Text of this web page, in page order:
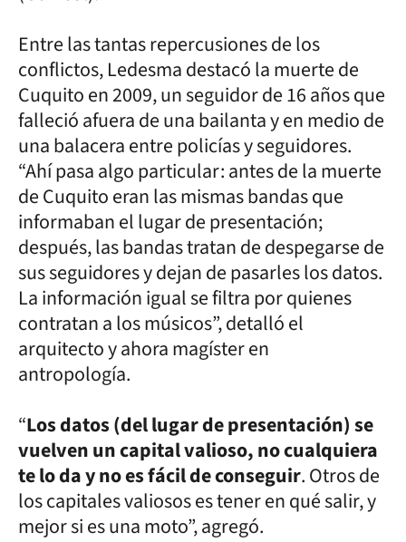
Entre las tantas repercusiones de los
conflictos, Ledesma destacó la muerte de
Cuquito en 2009, un seguidor de 16 años que
falleció afuera de una bailanta y en medio de
una balacera entre policías y seguidores.
“Ahí pasa algo particular: antes de la muerte
de Cuquito eran las mismas bandas que
informaban el lugar de presentación;
después, las bandas tratan de despegarse de
sus seguidores y dejan de pasarles los datos.
La información igual se filtra por quienes
contratan a los músicos”, detalló el
arquitecto y ahora magíster en
antropología.
“Los datos (del lugar de presentación) se
vuelven un capital valioso, no cualquiera
te lo da y no es fácil de conseguir. Otros de
los capitales valiosos es tener en qué salir, y
mejor si es una moto”, agregó.